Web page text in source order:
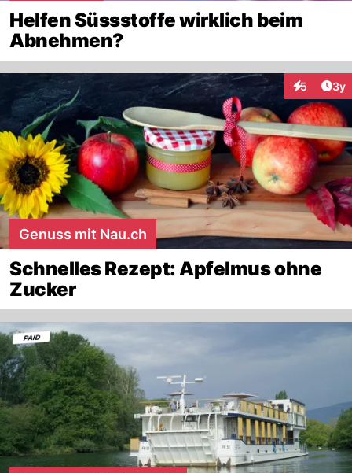
Helfen Süssstoffe wirklich beim
Abnehmen?
5 3y
Genuss mit Nau.ch
Schnelles Rezept: Apfelmus ohne
Zucker